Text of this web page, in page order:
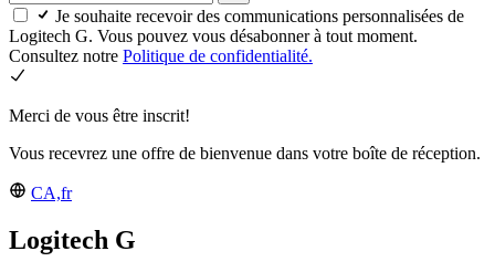
Je souhaite recevoir des communications personnalisées de
Logitech G. Vous pouvez vous désabonner à tout moment.
Consultez notre Politique de confidentialité.
Merci de vous être inscrit!
Vous recevrez une offre de bienvenue dans votre boîte de réception.
CA,fr
Logitech G